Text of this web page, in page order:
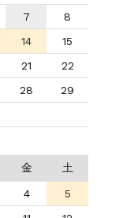
7
8
14
15
21
22
28
29
金 土
4
5